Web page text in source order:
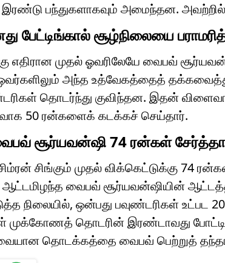
பந்துகளாகவும் அமைந்தன. அவற்றில்
பேட்டிங்கால் சூழ்நிலையை
எதிரான முதல் ஓவரிலேயே வைபவ்
அந்த உத்வேகத்தைத்
தொடர்ந்து குவிந்தன. இதன்
50 ரன்களைக் கடக்கச் செய்தார்.
சூர்யவன்ஷி 74 ரன்கள்
சிங்கும் முதல் விக்கெட்டுக்கு 74
ஆட்டமிழந்த வைபவ் சூர்யவன்ஷியின்
நிலையில், ஒன்பது பவுண்டரிகள் உட்பட
முக்கோணத் தொடரின் இரண்டாவது
தொடக்கத்தை வைபவ் பெற்றுத்